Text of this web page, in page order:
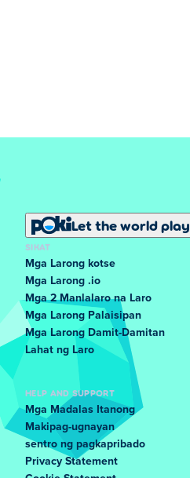
Let the world play
SIKAT
Mga Larong kotse
Mga Larong .io
Mga 2 Manlalaro na Laro
Mga Larong Palaisipan
Mga Larong Damit-Damitan
Lahat ng Laro
HELP AND SUPPORT
Mga Madalas Itanong
Makipag-ugnayan
sentro ng pagkapribado
Privacy Statement